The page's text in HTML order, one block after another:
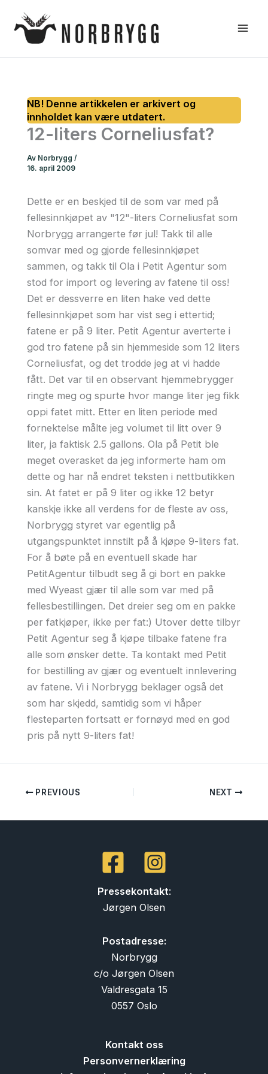
rett
12-liters Corneliusfat?
Av Norbrygg /
16. april 2009
Dette er en beskjed til de som var med på
fellesinnkjøpet av "12"-liters Corneliusfat som
Norbrygg arrangerte før jul! Takk til alle
somvar med og gjorde fellesinnkjøpet
sammen, og takk til Ola i Petit Agentur som
stod for import og levering av fatene til oss!
Det er dessverre en liten hake ved dette
fellesinnkjøpet som har vist seg i ettertid;
fatene er på 9 liter. Petit Agentur averterte i
god tro fatene på sin hjemmeside som 12 liters
Corneliusfat, og det trodde jeg at vi hadde
fått. Det var til en observant hjemmebrygger
ringte meg og spurte hvor mange liter jeg fikk
oppi fatet mitt. Etter en liten periode med
fornektelse målte jeg volumet til litt over 9
liter, ja faktisk 2.5 gallons. Ola på Petit ble
meget overasket da jeg informerte ham om
dette og har nå endret teksten i nettbutikken
sin. At fatet er på 9 liter og ikke 12 betyr
kanskje ikke all verdens for de fleste av oss,
Norbrygg styret var egentlig på
utgangspunktet innstilt på å kjøpe 9-liters fat.
For å bøte på en eventuell skade har
PetitAgentur tilbudt seg å gi bort en pakke
med Wyeast gjær til alle som var med på
fellesbestillingen. Det dreier seg om en pakke
per fatkjøper, ikke per fat:) Utover dette tilbyr
Petit Agentur seg å kjøpe tilbake fatene fra
alle som ønsker dette. Ta kontakt med Petit
for bestilling av gjær og eventuelt innlevering
av fatene. Vi i Norbrygg beklager også det
som har skjedd, samtidig som vi håper
flesteparten fortsatt er fornøyd med en god
pris på nytt 9-liters fat!
PREVIOUS NEXT
Pressekontakt:
Jørgen Olsen
Postadresse:
Norbrygg
c/o Jørgen Olsen
Valdresgata 15
0557 Oslo
Kontakt oss
Personvernerklæring